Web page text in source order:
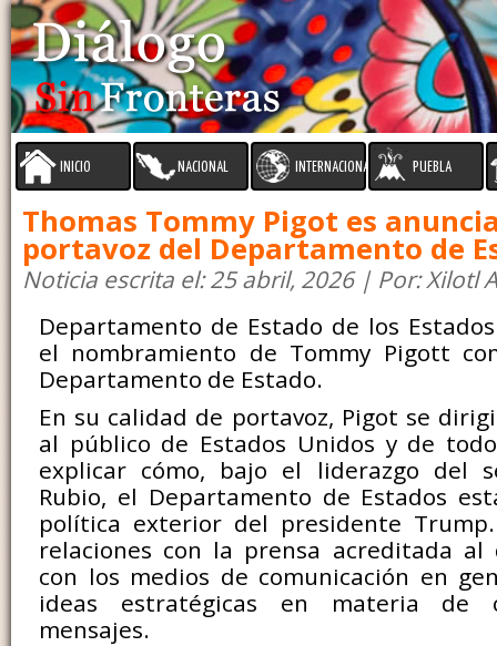
INICIO NACIONAL INTERNACIONAL PUEBLA
Thomas Tommy Pigot es
portavoz del Departamento de
Noticia escrita el: 25 abril, 2026 | Por: Xilotl
Departamento de Estado de los
el nombramiento de Tommy Pigott
Departamento de Estado.
En su calidad de portavoz, Pigot se
al público de Estados Unidos y de
explicar cómo, bajo el liderazgo del
Rubio, el Departamento de Estados
política exterior del presidente Trump.
relaciones con la prensa acreditada al
con los medios de comunicación en
ideas estratégicas en materia de
mensajes.